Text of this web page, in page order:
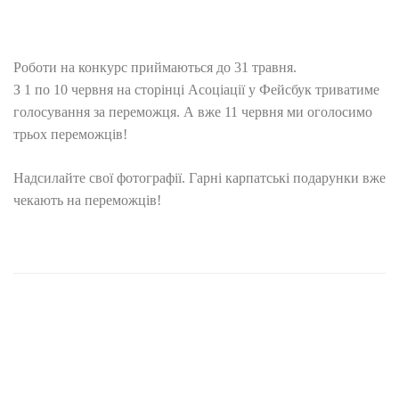
Роботи на конкурс приймаються до 31 травня.
З 1 по 10 червня на сторінці Асоціації у Фейсбук триватиме
голосування за переможця. А вже 11 червня ми оголосимо
трьох переможців!
Надсилайте свої фотографії. Гарні карпатські подарунки вже
чекають на переможців!